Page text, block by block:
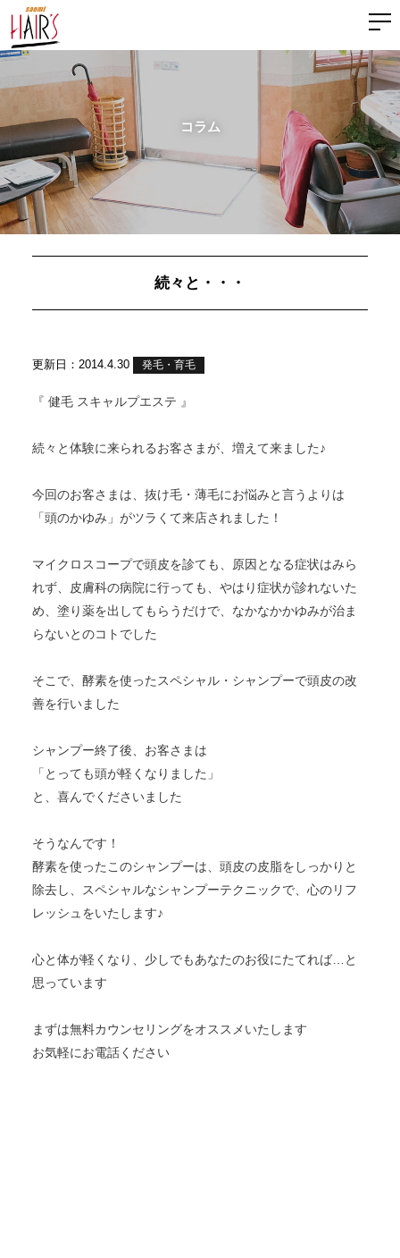
コラム
続々と・・・
更新日：2014.4.30 発毛・育毛
『 健毛 スキャルプエステ 』
続々と体験に来られるお客さまが、増えて来ました♪
今回のお客さまは、抜け毛・薄毛にお悩みと言うよりは
「頭のかゆみ」がツラくて来店されました！
マイクロスコープで頭皮を診ても、原因となる症状はみら
れず、皮膚科の病院に行っても、やはり症状が診れないた
め、塗り薬を出してもらうだけで、なかなかかゆみが治ま
らないとのコトでした
そこで、酵素を使ったスペシャル・シャンプーで頭皮の改
善を行いました
シャンプー終了後、お客さまは
「とっても頭が軽くなりました 」
と、喜んでくださいました
そうなんです！
酵素を使ったこのシャンプーは、頭皮の皮脂をしっかりと
除去し、スペシャルなシャンプーテクニックで、心のリフ
レッシュをいたします♪
心と体が軽くなり、少しでもあなたのお役にたてれば…と
思っています
まずは無料カウンセリングをオススメいたします
お気軽にお電話ください